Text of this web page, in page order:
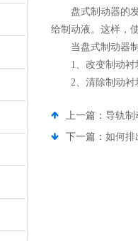
盘式制动器的发
给制动液。这样，
当盘式制动器制
1、改变制动衬块
2、清除制动衬块
上一篇： 导轨制
下一篇： 如何排